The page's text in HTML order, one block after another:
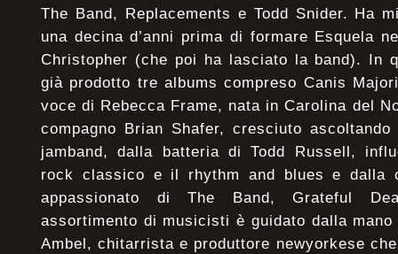
The Band, Replacements e Todd Snider. Ha
una decina d’anni prima di formare Esquela
Christopher (che poi ha lasciato la band). In
già prodotto tre albums compreso Canis
voce di Rebecca Frame, nata in Carolina del
compagno Brian Shafer, cresciuto
jamband, dalla batteria di Todd Russell,
rock classico e il rhythm and blues e dalla
appassionato di The Band, Grateful
assortimento di musicisti è guidato dalla mano
Ambel, chitarrista e produttore newyorkese